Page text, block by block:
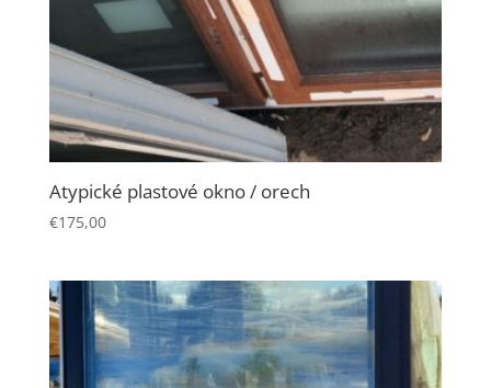
Atypické plastové okno / orech
€175,00
voliteľné. Sú
potrebné pre
fungovanie
webovej